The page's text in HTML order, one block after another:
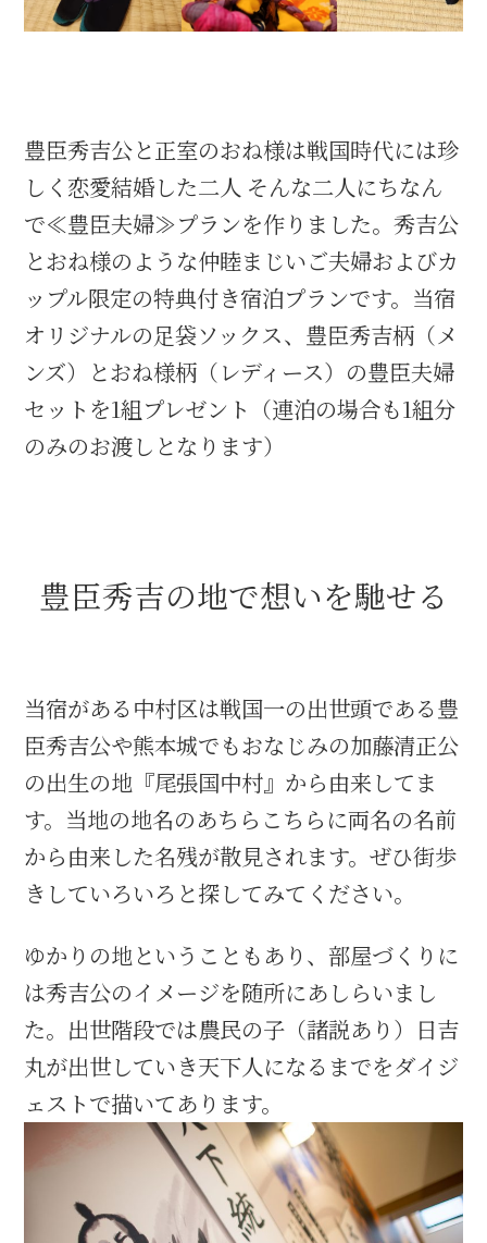
豊臣秀吉公と正室のおね様は戦国時代には珍
しく恋愛結婚した二人 そんな二人にちなん
で≪豊臣夫婦≫プランを作りました。秀吉公
とおね様のような仲睦まじいご夫婦およびカ
ップル限定の特典付き宿泊プランです。当宿
オリジナルの足袋ソックス、豊臣秀吉柄（メ
ンズ）とおね様柄（レディース）の豊臣夫婦
セットを1組プレゼント（連泊の場合も1組分
のみのお渡しとなります）
豊臣秀吉の地で想いを馳せる
当宿がある中村区は戦国一の出世頭である豊
臣秀吉公や熊本城でもおなじみの加藤清正公
の出生の地『尾張国中村』から由来してま
す。当地の地名のあちらこちらに両名の名前
から由来した名残が散見されます。ぜひ街歩
きしていろいろと探してみてください。
ゆかりの地ということもあり、部屋づくりに
は秀吉公のイメージを随所にあしらいまし
た。出世階段では農民の子（諸説あり）日吉
丸が出世していき天下人になるまでをダイジ
ェストで描いてあります。